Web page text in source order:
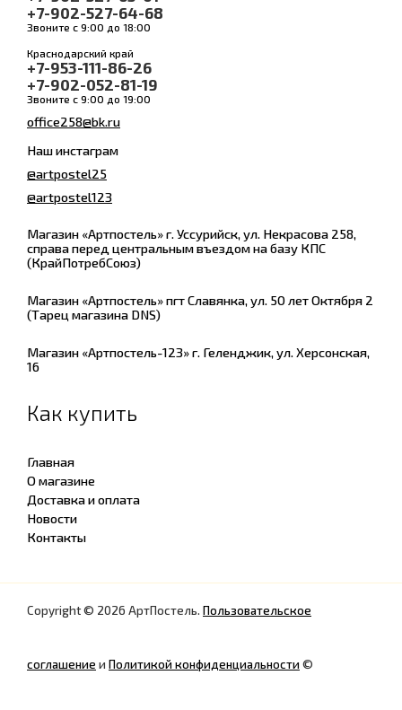
+7-902-527-64-68
Звоните с 9:00 до 18:00
Краснодарский край
+7-953-111-86-26
+7-902-052-81-19
Звоните с 9:00 до 19:00
office258@bk.ru
Наш инстаграм
@artpostel25
@artpostel123
Магазин «Артпостель» г. Уссурийск, ул. Некрасова 258,
справа перед центральным въездом на базу КПС
(КрайПотребСоюз)
Магазин «Артпостель» пгт Славянка, ул. 50 лет Октября 2
(Тарец магазина DNS)
Магазин «Артпостель-123» г. Геленджик, ул. Херсонская,
16
Как купить
Главная
О магазине
Доставка и оплата
Новости
Контакты
Copyright © 2026 АртПостель. Пользовательское
соглашение и Политикой конфиденциальности ©